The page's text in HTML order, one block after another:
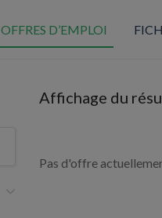
OFFRES D’EMPLOI
Affichage du
Pas d'offre